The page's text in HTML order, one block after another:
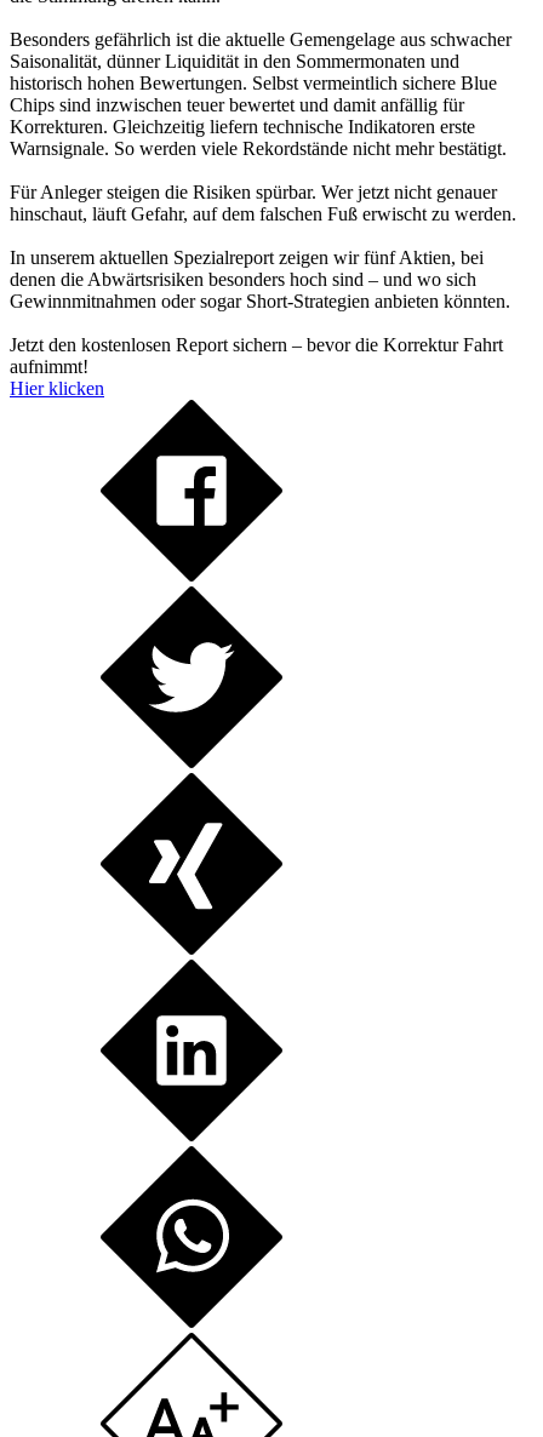
Besonders gefährlich ist die aktuelle Gemengelage aus schwacher
Saisonalität, dünner Liquidität in den Sommermonaten und
historisch hohen Bewertungen. Selbst vermeintlich sichere Blue
Chips sind inzwischen teuer bewertet und damit anfällig für
Korrekturen. Gleichzeitig liefern technische Indikatoren erste
Warnsignale. So werden viele Rekordstände nicht mehr bestätigt.
Für Anleger steigen die Risiken spürbar. Wer jetzt nicht genauer
hinschaut, läuft Gefahr, auf dem falschen Fuß erwischt zu werden.
In unserem aktuellen Spezialreport zeigen wir fünf Aktien, bei
denen die Abwärtsrisiken besonders hoch sind – und wo sich
Gewinnmitnahmen oder sogar Short-Strategien anbieten könnten.
Jetzt den kostenlosen Report sichern – bevor die Korrektur Fahrt
aufnimmt!
Hier klicken